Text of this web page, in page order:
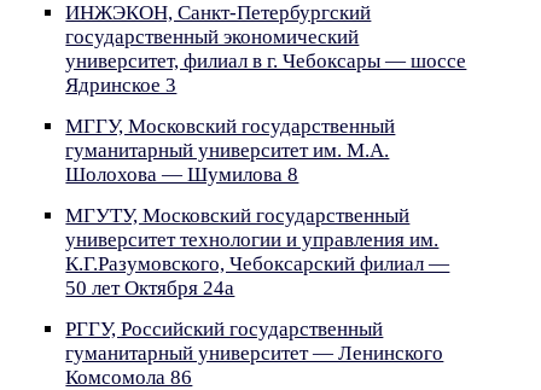
ИНЖЭКОН, Санкт-Петербургский
государственный экономический
университет, филиал в г. Чебоксары — шоссе
Ядринское 3
МГГУ, Московский государственный
гуманитарный университет им. М.А.
Шолохова — Шумилова 8
МГУТУ, Московский государственный
университет технологии и управления им.
К.Г.Разумовского, Чебоксарский филиал —
50 лет Октября 24а
РГГУ, Российский государственный
гуманитарный университет — Ленинского
Комсомола 86